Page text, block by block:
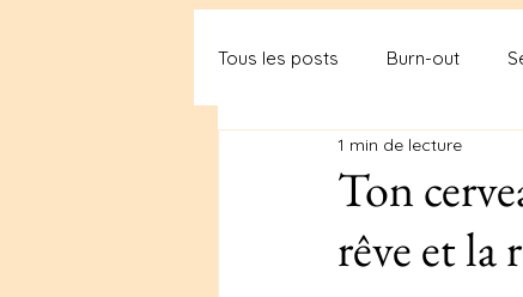
Tous les posts Burn-out
Ton
rêve et la
1 min de lecture